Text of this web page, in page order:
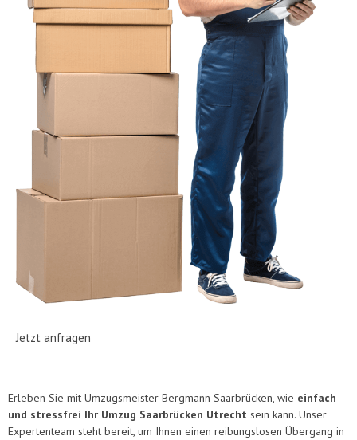
Jetzt anfragen
Erleben Sie mit Umzugsmeister Bergmann Saarbrücken, wie einfach
und stressfrei Ihr Umzug Saarbrücken Utrecht sein kann. Unser
Expertenteam steht bereit, um Ihnen einen reibungslosen Übergang in